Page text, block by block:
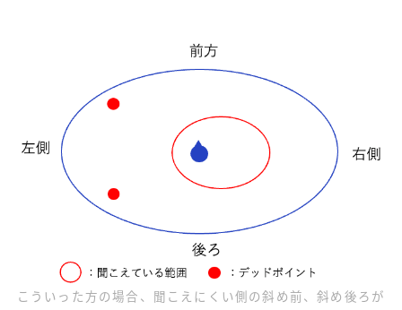
こういった方の場合、聞こえにくい側の斜め前、斜め後ろが